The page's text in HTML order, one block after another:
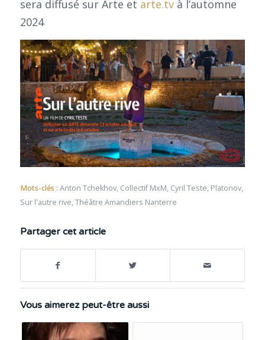
sera diffusé sur Arte et arte.tvà l’automne
2024
Mots-clés : Anton Tchekhov, Collectif MxM, Cyril Teste, Platonov,
Sur l'autre rive,Théâtre Amandiers Nanterre
Partager cet article
Vous aimerez peut-être aussi